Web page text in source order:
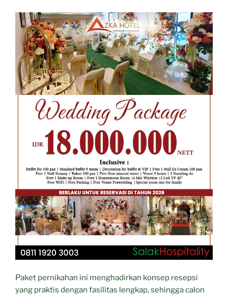
Paket pernikahan ini menghadirkan konsep resepsi
yang praktis dengan fasilitas lengkap, sehingga calon